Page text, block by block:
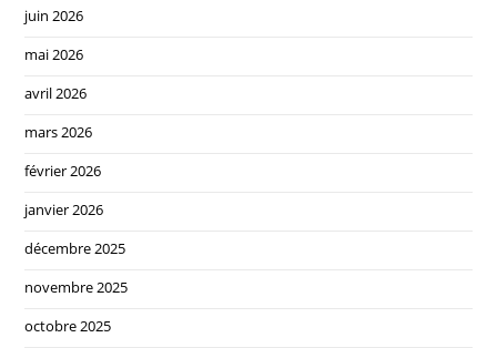
juin 2026
mai 2026
avril 2026
mars 2026
février 2026
janvier 2026
décembre 2025
novembre 2025
octobre 2025